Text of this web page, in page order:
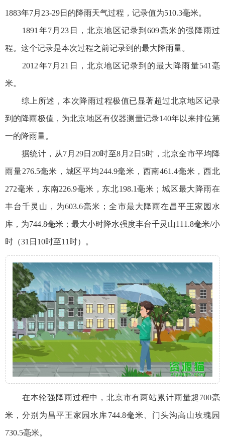
1883年7月23-29日的降雨天气过程，记录值为510.3毫米。
1891年7月23日，北京地区记录到609毫米的强降雨过
程。这个记录是本次过程之前记录到的最大降雨量。
2012年7月21日，北京地区记录到的最大降雨量541毫
米。
综上所述，本次降雨过程极值已显著超过北京地区记录
到的降雨极值，为北京地区有仪器测量记录140年以来排位第
一的降雨量。
据统计，从7月29日20时至8月2日5时，北京全市平均降
雨量276.5毫米，城区平均244.9毫米，西南461.4毫米，西北
272毫米，东南226.9毫米，东北198.1毫米；城区最大降雨在
丰台千灵山，为603.6毫米；全市最大降雨在昌平王家园水
库，为744.8毫米；最大小时降水强度丰台千灵山111.8毫米/小
时（31日10时至11时）。
在本轮强降雨过程中，北京市有两站累计雨量超700毫
米，分别为昌平王家园水库744.8毫米、门头沟高山玫瑰园
730.5毫米。